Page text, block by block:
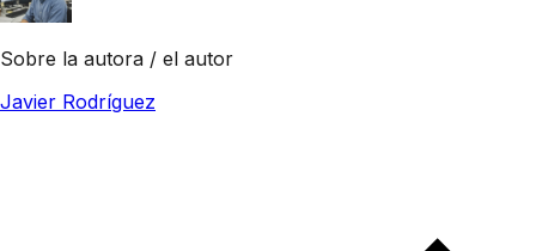
Sobre la autora / el autor
Javier Rodríguez